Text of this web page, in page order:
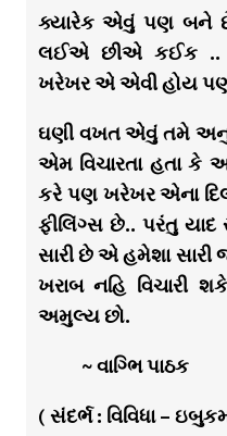
ક્યારેક એવું પણ બને
લઈએ છીએ કઈક ..
ખરેખર એ એવી હોય
ઘણી વખત એવું તમે
એમ વિચારતા હતા કે
કરે પણ ખરેખર એના
ફીલિંગ્સ છે.. પરંતુ યાદ
સારી છે એ હમેશા
ખરાબ નહિ વિચારી
અમુલ્ય છો.
~ વાગ્ભિ પાઠક
( સંદર્ભ : વિવિધા –